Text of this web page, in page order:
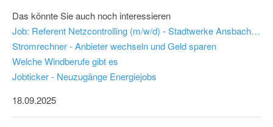
Das könnte Sie auch noch interessieren
Job: Referent Netzcontrolling (m/w/d) - Stadtwerke Ansbach GmbH
Stromrechner - Anbieter wechseln und Geld sparen
Welche Windberufe gibt es
Jobticker - Neuzugänge Energiejobs
18.09.2025